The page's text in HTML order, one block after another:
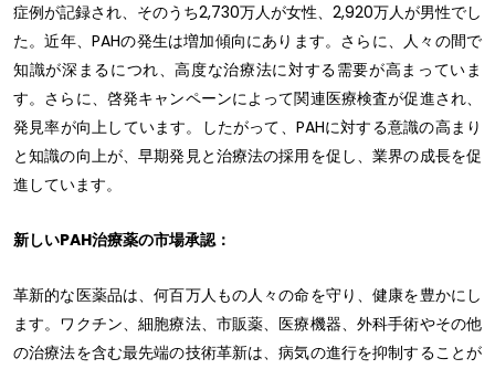
症例が記録され、そのうち2,730万人が女性、2,920万人が男性でし
た。近年、PAHの発生は増加傾向にあります。さらに、人々の間で
知識が深まるにつれ、高度な治療法に対する需要が高まっていま
す。さらに、啓発キャンペーンによって関連医療検査が促進され、
発見率が向上しています。したがって、PAHに対する意識の高まり
と知識の向上が、早期発見と治療法の採用を促し、業界の成長を促
進しています。
新しいPAH治療薬の市場承認：
革新的な医薬品は、何百万人もの人々の命を守り、健康を豊かにし
ます。ワクチン、細胞療法、市販薬、医療機器、外科手術やその他
の治療法を含む最先端の技術革新は、病気の進行を抑制することが